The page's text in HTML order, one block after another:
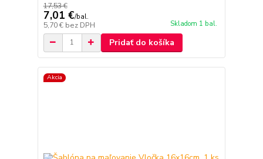
17,53 €
7,01 €/bal.
5,70 € bez DPH Skladom 1 bal.
Pridať do košíka
Akcia